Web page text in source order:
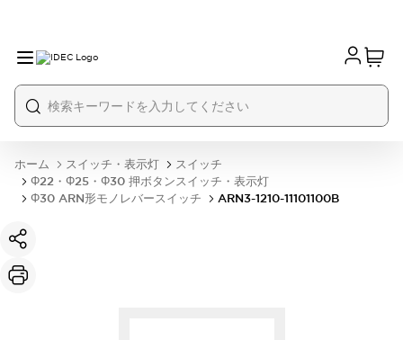
ホーム スイッチ・表示灯
スイッチ
Φ22・Φ25・Φ30 押ボタンスイッチ・表示灯
Φ30 ARN形モノレバースイッチ
ARN3-1210-11101100B